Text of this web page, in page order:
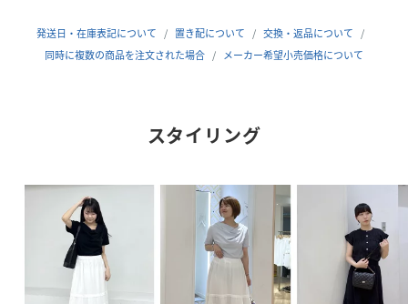
タイル。
・コンパクトなニットをインして、メリハリを効かせた装
・スタンドフリルシャツ（品番：GDH16510）
・オフショルブラウス（品番：GDH16520）
・フーディーシャツ（品番：GDH16530）
・キャミソールブラウス（品番：GDF16500）
発送日・在庫表記について 置き配について
交換・返品について
同時に複数の商品を注文された場合
メーカー希望小売価格について
スタイリング